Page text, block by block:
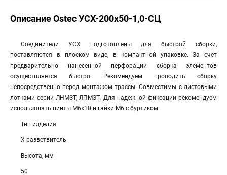
Описание Ostec УСХ-200х50-1,0-СЦ
Соединители УСХ подготовлены для быстрой сборки,
поставляются в плоском виде, в компактной упаковке. За счет
предварительно нанесенной перфорации сборка элементов
осуществляется быстро. Рекомендуем проводить сборку
непосредственно перед монтажом трассы. Совместимы с листовыми
лотками серии ЛНМЗТ, ЛПМЗТ. Для надежной фиксации рекомендуем
использовать винты М6х10 и гайки М6 с буртиком.
Тип изделия
Х-разветвитель
Высота, мм
50